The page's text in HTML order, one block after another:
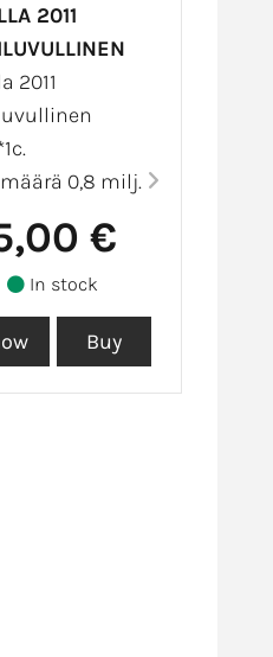
2011
2011
0,8 milj.
€
In stock